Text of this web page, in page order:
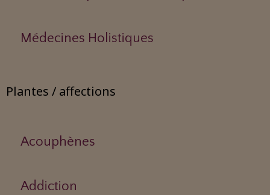
Médecines Holistiques
Plantes / affections
Acouphènes
Addiction